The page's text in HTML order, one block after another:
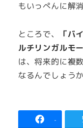
もいっぺんに解
ところで、 「バ
ルチリンガルモ
は、将来的に複
なるんでしょう
-